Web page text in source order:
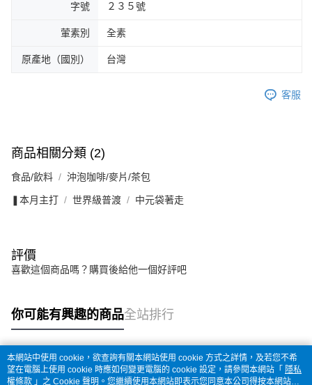
字號
２３５號
葷素別 全素
原產地（國別） 台灣
客服
商品相關分類 (2)
食品/飲料 沖泡咖啡/麥片/茶包
❚本月主打 世界級普渡 中元袋著走
評價
喜歡這個商品嗎？購買後給他一個好評吧
你可能有興趣的商品全站排行
熱門標籤
本網站中使用 cookie，欲查詢有關本網站使用 cookie 方式之詳情，及若您不希
望在電腦上使用 cookie 時應如何變更電腦的 cookie 設定，請參閱本網站「 隱私
權條款 」之 Cookie 聲明。您繼續使用本網站即表示您同意本公司得按本網站使